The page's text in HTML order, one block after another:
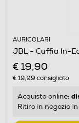
AURICOLARI
JBL - Cuffia In-
€ 19,90
€ 19,99 consigliato
Acquisto online:
Ritiro in negozio